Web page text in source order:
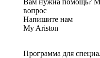
Вам нужна помощь?
вопрос
Напишите нам
My Ariston
Программа для